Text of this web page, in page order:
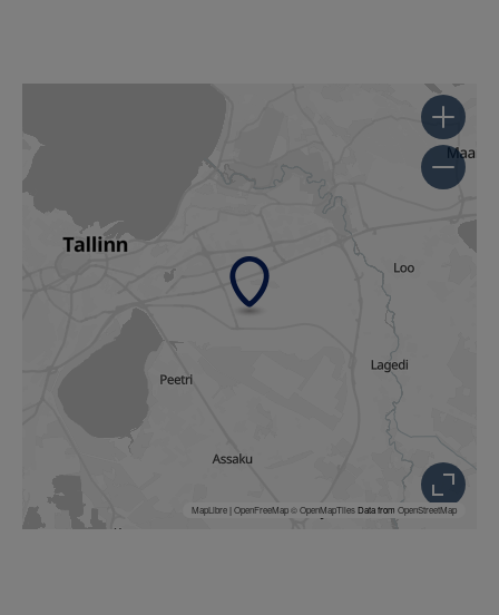
MapLibre|OpenFreeMap© OpenMapTilesData from OpenStreetMap